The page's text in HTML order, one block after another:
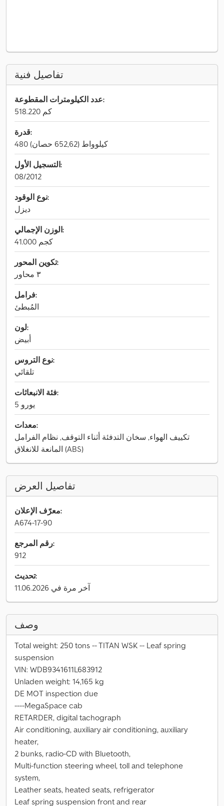
تفاصيل فنية
عدد الكيلومترات المقطوعة:
518.220 كم
قدرة:
480 كيلوواط (652,62 حصان)
التسجيل الأول:
08/2012
نوع الوقود:
ديزل
الوزن الإجمالي:
41.000 كجم
تكوين المحور:
٣ محاور
فرامل:
المُبطئ
لون:
أبيض
نوع التروس:
تلقائي
فئة الانبعاثات:
يورو 5
معدات:
تكييف الهواء, سخان التدفئة أثناء التوقف, نظام الفرامل
المانعة للانغلاق (ABS)
تفاصيل العرض
معرّف الإعلان:
A674-17-90
رقم المرجع:
912
تحديث:
آخر مرة في 11.06.2026
وصف
Total weight: 250 tons -- TITAN WSK -- Leaf spring
suspension
VIN: WDB9341611L683912
Unladen weight: 14,165 kg
DE MOT inspection due
----MegaSpace cab
RETARDER, digital tachograph
Air conditioning, auxiliary air conditioning, auxiliary
heater,
2 bunks, radio-CD with Bluetooth,
Multi-function steering wheel, toll and telephone
system,
Leather seats, heated seats, refrigerator
Leaf spring suspension front and rear